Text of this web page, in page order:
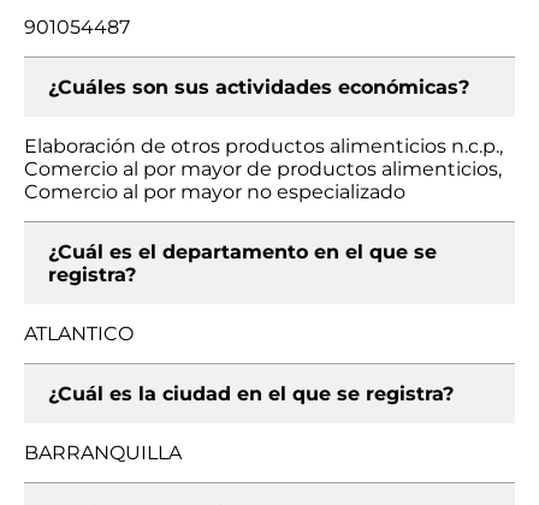
901054487
¿Cuáles son sus actividades económicas?
Elaboración de otros productos alimenticios n.c.p.,
Comercio al por mayor de productos alimenticios,
Comercio al por mayor no especializado
¿Cuál es el departamento en el que se
registra?
ATLANTICO
¿Cuál es la ciudad en el que se registra?
BARRANQUILLA